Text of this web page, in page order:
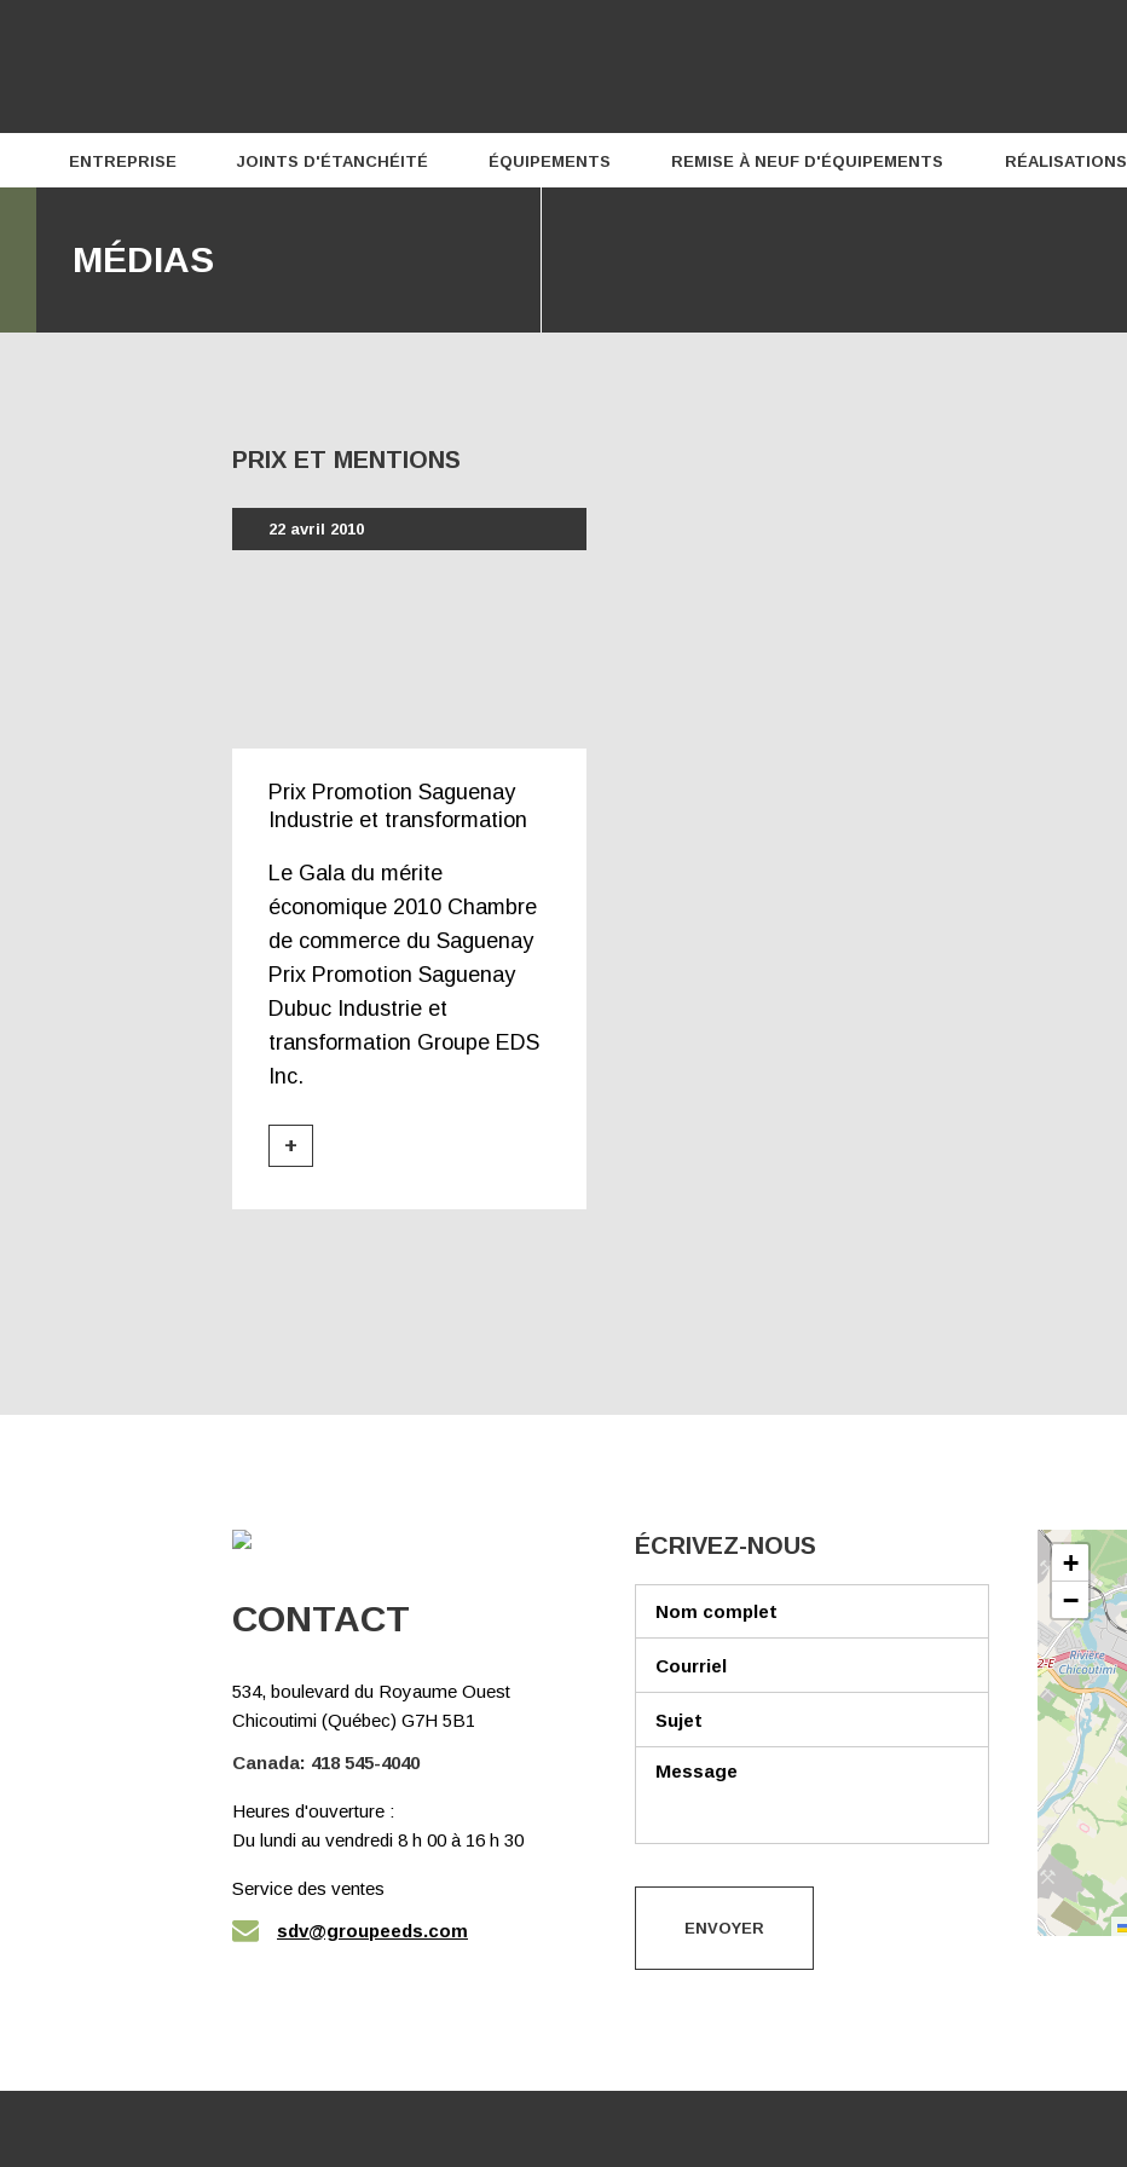
ENTREPRISE
Équipe
JOINTS D'ÉTANCHÉITÉ ÉQUIPEMENTS REMISE À NEUF D'ÉQUIPEMENTS RÉALISATIONS
MÉDIAS
PRIX ET MENTIONS
22 avril 2010
Prix Promotion Saguenay
Industrie et transformation
Le Gala du mérite
économique 2010 Chambre
de commerce du Saguenay
Prix Promotion Saguenay
Dubuc Industrie et
transformation Groupe EDS
Inc.
+
CONTACT
534, boulevard du Royaume Ouest
Chicoutimi (Québec) G7H 5B1
Canada: 418 545-4040
Heures d'ouverture :
Du lundi au vendredi 8 h 00 à 16 h 30
Service des ventes
sdv@groupeeds.com
ÉCRIVEZ-NOUS
ENVOYER
+
−